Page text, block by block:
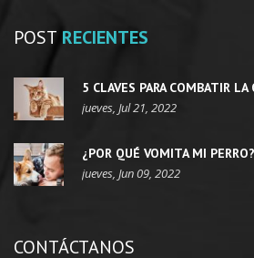
POST RECIENTES
5 CLAVES PARA COMBATIR
jueves, Jul 21, 2022
¿POR QUÉ VOMITA MI PERRO?
jueves, Jun 09, 2022
CONTÁCTANOS